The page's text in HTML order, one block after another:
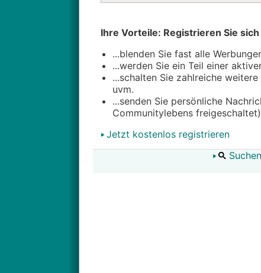
Ihre Vorteile: Registrieren Sie
...blenden Sie fast alle
...werden Sie ein Teil einer
...schalten Sie zahlreiche
uvm.
...senden Sie persönliche
Communitylebens
Jetzt kostenlos registrieren
Suchen